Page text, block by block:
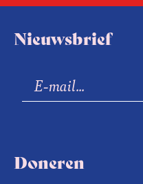
Nieuwsbrief
Doneren